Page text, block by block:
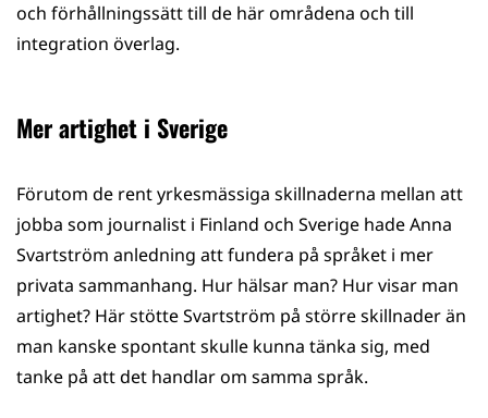
och förhållningssätt till de här områdena och till
integration överlag.
Mer artighet i Sverige
Förutom de rent yrkesmässiga skillnaderna mellan att
jobba som journalist i Finland och Sverige hade Anna
Svartström anledning att fundera på språket i mer
privata sammanhang. Hur hälsar man? Hur visar man
artighet? Här stötte Svartström på större skillnader än
man kanske spontant skulle kunna tänka sig, med
tanke på att det handlar om samma språk.